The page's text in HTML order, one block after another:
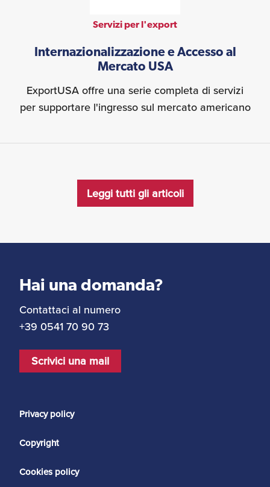
Servizi per l'export
Internazionalizzazione e Accesso al
Mercato USA
ExportUSA offre una serie completa di servizi
per supportare l'ingresso sul mercato americano
Leggi tutti gli articoli
Hai una domanda?
Contattaci al numero
+39 0541 70 90 73
Scrivici una mail
Privacy policy
Copyright
Cookies policy